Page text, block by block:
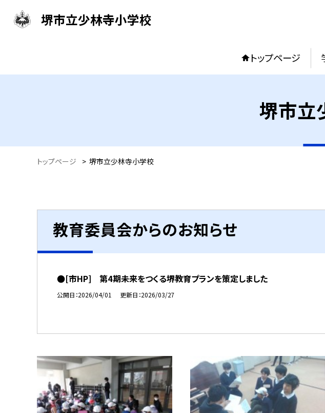
堺市立少林寺小学校
トップページ
堺市立
トップページ > 堺市立少林寺小学校
教育委員会からのお知らせ
●[市HP] 第4期未来をつくる堺教育プランを策定しました
公開日 2026/04/01 更新日 2026/03/27